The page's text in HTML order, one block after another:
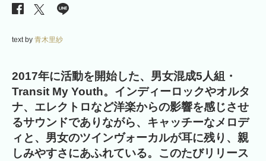
text by 青木里紗
2017年に活動を開始した、男女混成5人組・
Transit My Youth。インディーロックやオルタ
ナ、エレクトロなど洋楽からの影響を感じさせ
るサウンドでありながら、キャッチーなメロデ
ィと、男女のツインヴォーカルが耳に残り、親
しみやすさにあふれている。このたびリリース